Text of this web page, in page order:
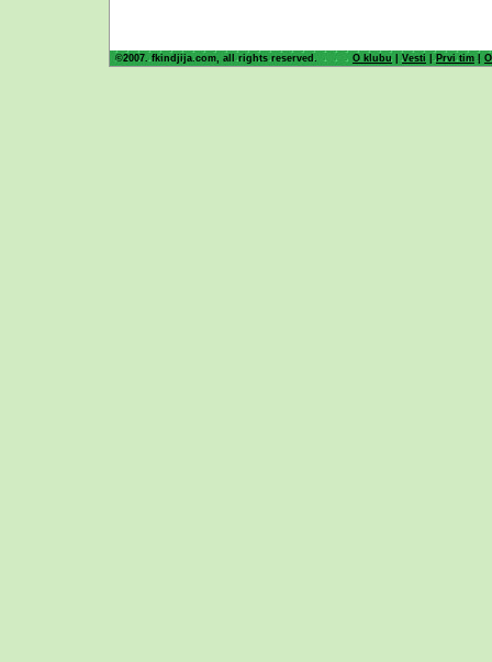
©2007. fkindjija.com, all rights reserved. O klubu |Vesti | Prvi tim |